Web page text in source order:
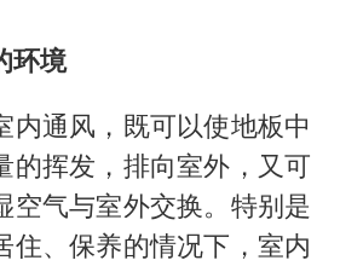
环境
内通风，既可以使地板中
的挥发，排向室外，又可
空气与室外交换。特别是
住、保养的情况下，室内